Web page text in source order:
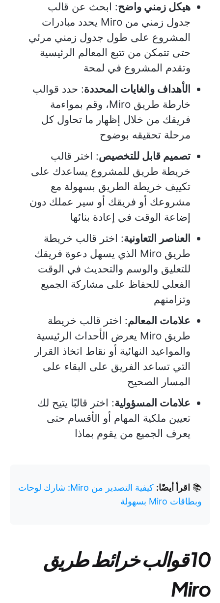
هيكل زمني واضح: ابحث عن قالب
جدول زمني من Miro يحدد مبادرات
المشروع على طول جدول زمني مرئي
حتى تتمكن من تتبع المعالم الرئيسية
وتقدم المشروع في لمحة
الأهداف والغايات المحددة: حدد قوالب
خارطة طريق Miro، وقم بمواءمة
فريقك من خلال إظهار ما تحاول كل
مرحلة تحقيقه بوضوح
تصميم قابل للتخصيص: اختر قالب
خريطة طريق للمشروع يساعدك على
تكييف خريطة الطريق بسهولة مع
مشروعك أو فريقك أو سير عملك دون
إضاعة الوقت في إعادة بنائها
العناصر التعاونية: اختر قالب خريطة
طريق Miro الذي يسهل دعوة فريقك
للتعليق والوسم والتحديث في الوقت
الفعلي للحفاظ على مشاركة الجميع
وتزامنهم
علامات المعالم: اختر قالب خريطة
طريق Miro يعرض الأحداث الرئيسية
والمواعيد النهائية أو نقاط اتخاذ القرار
التي تساعد الفريق على البقاء على
المسار الصحيح
علامات المسؤولية: اختر قالبًا يتيح لك
تعيين ملكية المهام أو الأقسام حتى
يعرف الجميع من يقوم بماذا
📚 اقرأ أيضًا:
كيفية التصدير من Miro: شارك لوحات
وبطاقات Miro بسهولة
10 قوالب خرائط طريق
Miro